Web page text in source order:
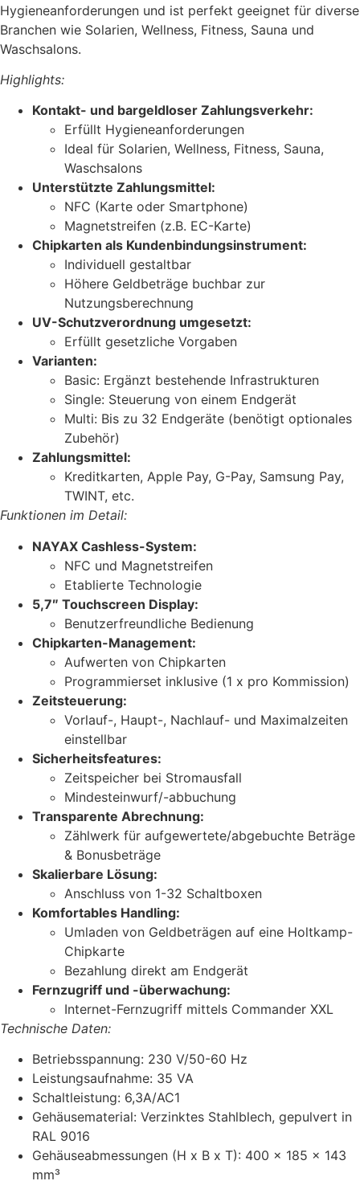
Hygieneanforderungen und ist perfekt geeignet für diverse
Branchen wie Solarien, Wellness, Fitness, Sauna und
Waschsalons.
Highlights:
Kontakt- und bargeldloser Zahlungsverkehr:
Erfüllt Hygieneanforderungen
Ideal für Solarien, Wellness, Fitness, Sauna,
Waschsalons
Unterstützte Zahlungsmittel:
NFC (Karte oder Smartphone)
Magnetstreifen (z.B. EC-Karte)
Chipkarten als Kundenbindungsinstrument:
Individuell gestaltbar
Höhere Geldbeträge buchbar zur
Nutzungsberechnung
UV-Schutzverordnung umgesetzt:
Erfüllt gesetzliche Vorgaben
Varianten:
Basic: Ergänzt bestehende Infrastrukturen
Single: Steuerung von einem Endgerät
Multi: Bis zu 32 Endgeräte (benötigt optionales
Zubehör)
Zahlungsmittel:
Kreditkarten, Apple Pay, G-Pay, Samsung Pay,
TWINT, etc.
Funktionen im Detail:
NAYAX Cashless-System:
NFC und Magnetstreifen
Etablierte Technologie
5,7″ Touchscreen Display:
Benutzerfreundliche Bedienung
Chipkarten-Management:
Aufwerten von Chipkarten
Programmierset inklusive (1 x pro Kommission)
Zeitsteuerung:
Vorlauf-, Haupt-, Nachlauf- und Maximalzeiten
einstellbar
Sicherheitsfeatures:
Zeitspeicher bei Stromausfall
Mindesteinwurf/-abbuchung
Transparente Abrechnung:
Zählwerk für aufgewertete/abgebuchte Beträge
& Bonusbeträge
Skalierbare Lösung:
Anschluss von 1-32 Schaltboxen
Komfortables Handling:
Umladen von Geldbeträgen auf eine Holtkamp-
Chipkarte
Bezahlung direkt am Endgerät
Fernzugriff und -überwachung:
Internet-Fernzugriff mittels Commander XXL
Technische Daten:
Betriebsspannung: 230 V/50-60 Hz
Leistungsaufnahme: 35 VA
Schaltleistung: 6,3A/AC1
Gehäusematerial: Verzinktes Stahlblech, gepulvert in
RAL 9016
Gehäuseabmessungen (H x B x T): 400 x 185 x 143
mm³